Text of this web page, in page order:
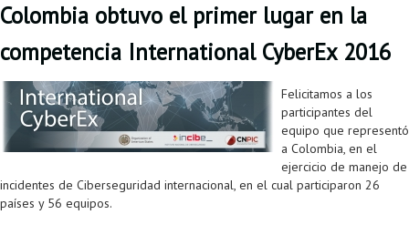
Colombia obtuvo el primer lugar en la
competencia International CyberEx 2016
Felicitamos a los
participantes del
equipo que representó
a Colombia, en el
ejercicio de manejo de
incidentes de Ciberseguridad internacional, en el cual participaron 26
países y 56 equipos.